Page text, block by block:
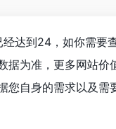
达到24，如你需要
据为准，更多网站
您自身的需求以及